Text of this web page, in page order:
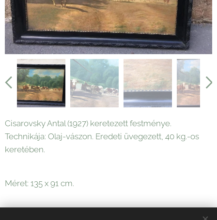
Cisarovsky Antal (1927) keretezett festménye.
Technikája: Olaj-vászon. Eredeti üvegezett, 40 kg.-os
keretében.
Méret: 135 x 91 cm.